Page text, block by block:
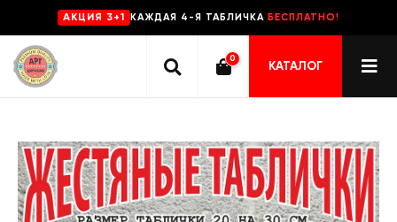
AKЦИЯ 3+1 КАЖДАЯ 4-Я ТАБЛИЧКА БЕСПЛАТНО!
0
КАТАЛОГ